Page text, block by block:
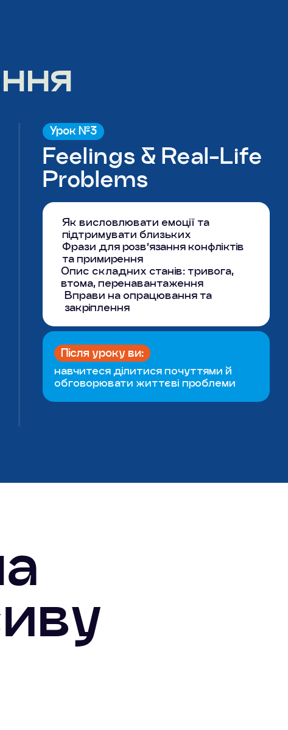
Урок №3
Feelings & Real-Life
Problems
Як висловлювати емоції та
підтримувати близьких
Фрази для розв’язання конфліктів
та примирення
Опис складних станів: тривога,
втома, перенавантаження
Вправи на опрацювання та
закріплення
Після уроку ви:
навчитеся ділитися почуттями й
обговорювати життєві проблеми